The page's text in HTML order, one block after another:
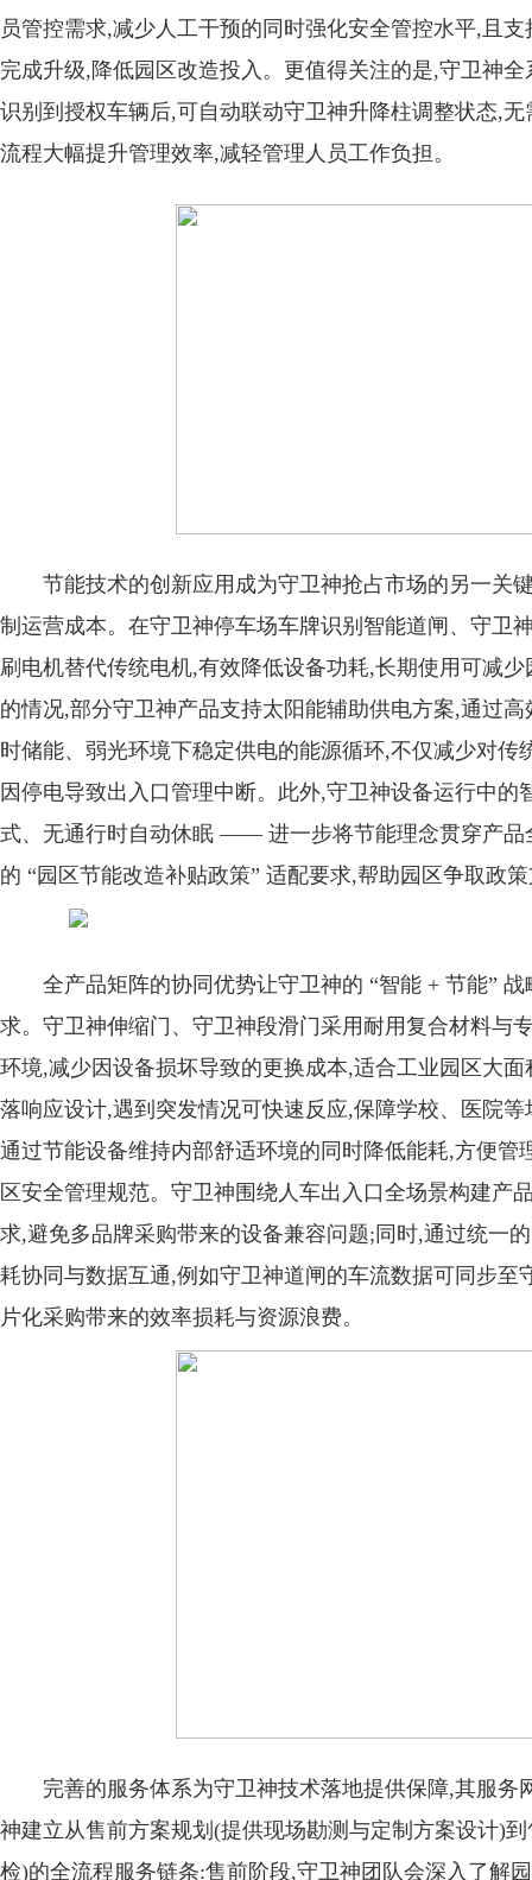
员管控需求,减少人工干预的同时强化安全管控水平,且
完成升级,降低园区改造投入。更值得关注的是,守卫神
识别到授权车辆后,可自动联动守卫神升降柱调整状态,
流程大幅提升管理效率,减轻管理人员工作负担。
节能技术的创新应用成为守卫神抢占市场的另一关
制运营成本。在守卫神停车场车牌识别智能道闸、守卫
刷电机替代传统电机,有效降低设备功耗,长期使用可减
的情况,部分守卫神产品支持太阳能辅助供电方案,通过
时储能、弱光环境下稳定供电的能源循环,不仅减少对
因停电导致出入口管理中断。此外,守卫神设备运行中
式、无通行时自动休眠 —— 进一步将节能理念贯穿产品
的 “园区节能改造补贴政策” 适配要求,帮助园区争取政
全产品矩阵的协同优势让守卫神的 “智能 + 节能”
求。守卫神伸缩门、守卫神段滑门采用耐用复合材料与
环境,减少因设备损坏导致的更换成本,适合工业园区大
落响应设计,遇到突发情况可快速反应,保障学校、医院
通过节能设备维持内部舒适环境的同时降低能耗,方便
区安全管理规范。守卫神围绕人车出入口全场景构建产
求,避免多品牌采购带来的设备兼容问题;同时,通过统一
耗协同与数据互通,例如守卫神道闸的车流数据可同步
片化采购带来的效率损耗与资源浪费。
完善的服务体系为守卫神技术落地提供保障,其服
神建立从售前方案规划(提供现场勘测与定制方案设计)
检)的全流程服务链条:售前阶段,守卫神团队会深入了解